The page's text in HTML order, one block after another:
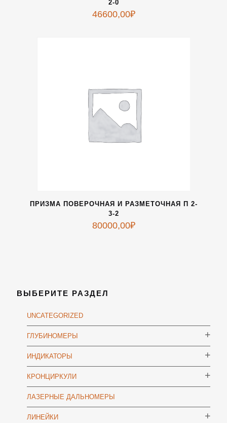
2-0
46600,00₽
ПРИЗМА ПОВЕРОЧНАЯ И РАЗМЕТОЧНАЯ П 2-
3-2
80000,00₽
ВЫБЕРИТЕ РАЗДЕЛ
UNCATEGORIZED
ГЛУБИНОМЕРЫ
ИНДИКАТОРЫ
КРОНЦИРКУЛИ
ЛАЗЕРНЫЕ ДАЛЬНОМЕРЫ
ЛИНЕЙКИ